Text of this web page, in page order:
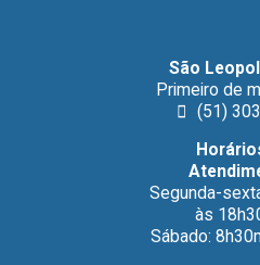
São
Primeiro de
(51)
Segunda-
às
Sábado: